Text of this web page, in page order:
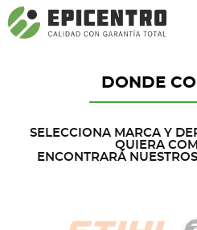
¿Olvidó su contraseña?Regístrese
DONDE
SELECCIONA MARCA Y
QUIERA
ENCONTRARÁ